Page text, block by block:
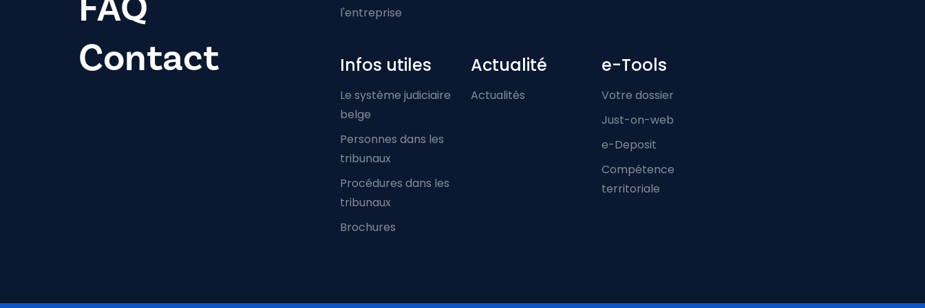
Contact
l'entreprise
Infos utiles
Le système judiciaire
belge
Personnes dans les
tribunaux
Procédures dans les
tribunaux
Brochures
Actualité
Actualités
e-Tools
Votre dossier
Just-on-web
e-Deposit
Compétence
territoriale